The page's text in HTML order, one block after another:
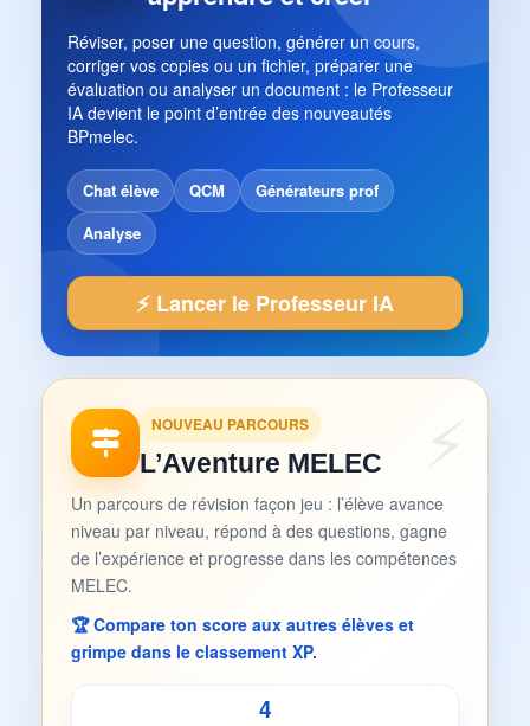
Réviser, poser une question, générer un cours,
corriger vos copies ou un fichier, préparer une
évaluation ou analyser un document : le Professeur
IA devient le point d’entrée des nouveautés
BPmelec.
Chat élève QCM
Générateurs prof
Analyse
⚡ Lancer le Professeur IA
NOUVEAU PARCOURS
L’Aventure MELEC
Un parcours de révision façon jeu : l’élève avance
niveau par niveau, répond à des questions, gagne
de l’expérience et progresse dans les compétences
MELEC.
🏆 Compare ton score aux autres élèves et
grimpe dans le classement XP.
4